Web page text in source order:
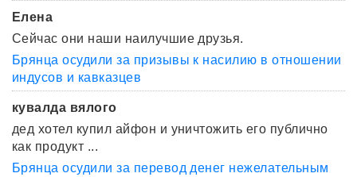
Елена
Сейчас они наши наилучшие друзья.
Брянца осудили за призывы к насилию в отношении
индусов и кавказцев
кувалда вялого
дед хотел купил айфон и уничтожить его публично
как продукт ...
Брянца осудили за перевод денег нежелательным